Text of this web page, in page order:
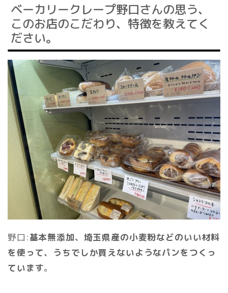
ベーカリークレープ野口さんの思う、
このお店のこだわり、特徴を教えてく
ださい。
野口:基本無添加、埼玉県産の小麦粉などのいい材料
を使って、うちでしか買えないようなパンをつくっ
ています。